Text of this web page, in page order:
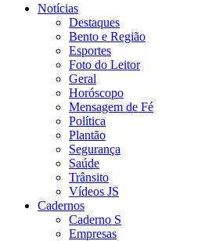
Notícias
Destaques
Bento e Região
Esportes
Foto do Leitor
Geral
Horóscopo
Mensagem de Fé
Política
Plantão
Segurança
Saúde
Trânsito
Vídeos JS
Cadernos
Caderno S
Empresas